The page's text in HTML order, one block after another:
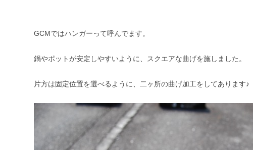
GCMではハンガーって呼んでます。
鍋やポットが安定しやすいように、スクエアな曲げを施しました。
片方は固定位置を選べるように、二ヶ所の曲げ加工をしてあります♪